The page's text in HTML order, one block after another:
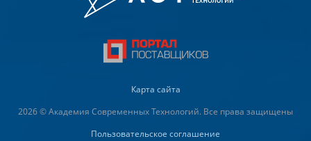
Карта сайта
2026 © Академия Современных Технологий. Все права защищены
Пользовательское соглашение